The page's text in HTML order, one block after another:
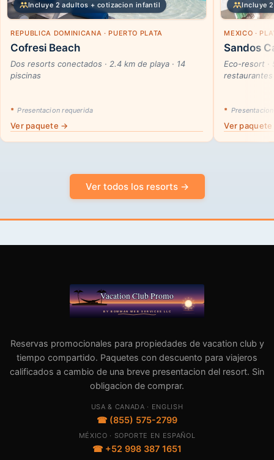
Incluye 2 adultos + cotizacion infantil
REPUBLICA DOMINICANA · PUERTO PLATA
Cofresi Beach
Dos resorts conectados · 2.4 km de playa · 14
piscinas
* Presentacion requerida
Ver paquete →
Incluye
MEXICO ·
Sandos
Eco-resort ·
restaurantes
*
Ver
Ver todos los resorts →
Reservas promocionales para propiedades de vacation club y
tiempo compartido. Paquetes con descuento para viajeros
calificados a cambio de una breve presentacion del resort. Sin
obligacion de comprar.
USA & CANADA · ENGLISH
☎ (855) 575-2799
MÉXICO · SOPORTE EN ESPAÑOL
☎ +52 998 387 1651